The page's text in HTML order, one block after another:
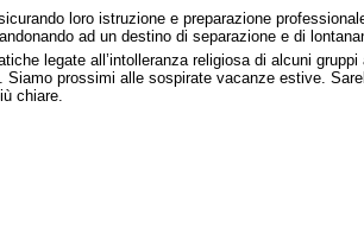
loro istruzione e preparazione
ad un destino di separazione e di
legate all’intolleranza religiosa di alcuni
prossimi alle sospirate vacanze estive.
chiare.